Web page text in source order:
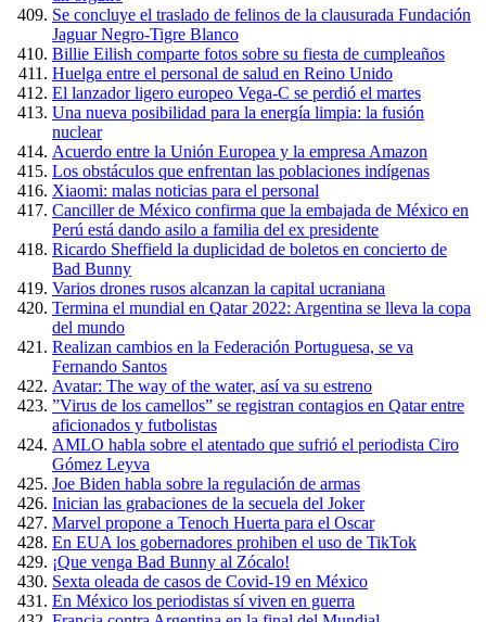
Se concluye el traslado de felinos de la clausurada Fundación
Jaguar Negro-Tigre Blanco
Billie Eilish comparte fotos sobre su fiesta de cumpleaños
Huelga entre el personal de salud en Reino Unido
El lanzador ligero europeo Vega-C se perdió el martes
Una nueva posibilidad para la energía limpia: la fusión
nuclear
Acuerdo entre la Unión Europea y la empresa Amazon
Los obstáculos que enfrentan las poblaciones indígenas
Xiaomi: malas noticias para el personal
Canciller de México confirma que la embajada de México en
Perú está dando asilo a familia del ex presidente
Ricardo Sheffield la duplicidad de boletos en concierto de
Bad Bunny
Varios drones rusos alcanzan la capital ucraniana
Termina el mundial en Qatar 2022: Argentina se lleva la copa
del mundo
Realizan cambios en la Federación Portuguesa, se va
Fernando Santos
Avatar: The way of the water, así va su estreno
”Virus de los camellos” se registran contagios en Qatar entre
aficionados y futbolistas
AMLO habla sobre el atentado que sufrió el periodista Ciro
Gómez Leyva
Joe Biden habla sobre la regulación de armas
Inician las grabaciones de la secuela del Joker
Marvel propone a Tenoch Huerta para el Oscar
En EUA los gobernadores prohiben el uso de TikTok
¡Que venga Bad Bunny al Zócalo!
Sexta oleada de casos de Covid-19 en México
En México los periodistas sí viven en guerra